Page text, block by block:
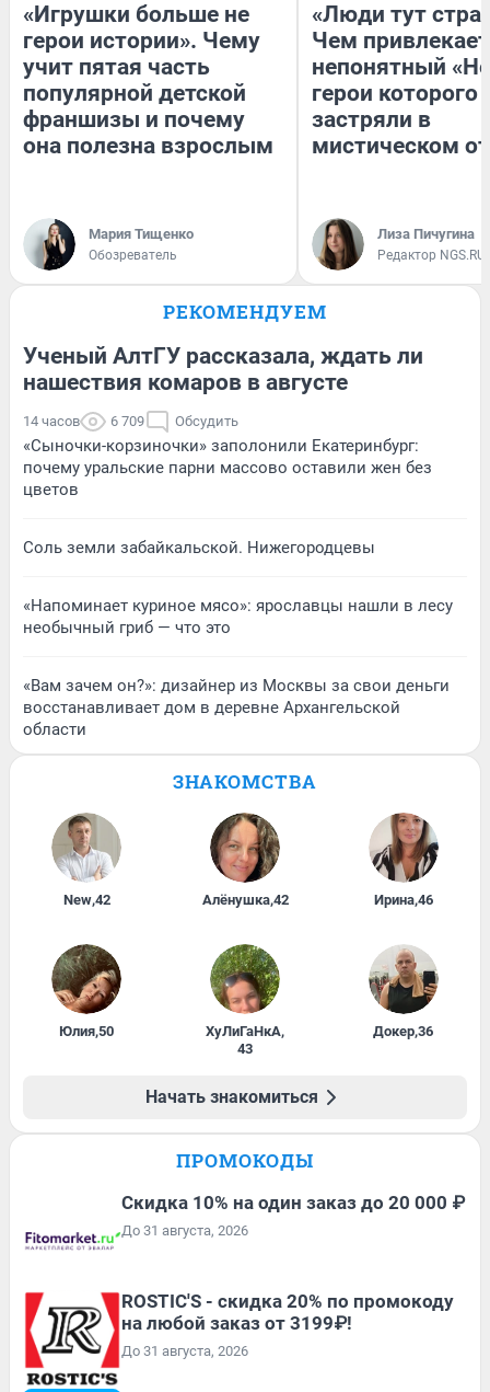
«Игрушки больше не
герои истории». Чему
учит пятая часть
популярной детской
франшизы и почему
она полезна взрослым
Мария Тищенко
Обозреватель
«Люди тут
Чем привлекает
непонятный
герои которого
застряли в
мистическом
Лиза Пичугина
Редактор NGS.RU
РЕКОМЕНДУЕМ
Ученый АлтГУ рассказала, ждать ли
нашествия комаров в августе
14 часов 6 709 Обсудить
«Сыночки-корзиночки» заполонили Екатеринбург:
почему уральские парни массово оставили жен без
цветов
Соль земли забайкальской. Нижегородцевы
«Напоминает куриное мясо»: ярославцы нашли в лесу
необычный гриб — что это
«Вам зачем он?»: дизайнер из Москвы за свои деньги
восстанавливает дом в деревне Архангельской
области
ЗНАКОМСТВА
New,42 Алёнушка,42 Ирина,46
Юлия,50 ХуЛиГаНкА,
43
Докер,36
Начать знакомиться
ПРОМОКОДЫ
Скидка 10% на один заказ до 20 000 ₽
До 31 августа, 2026
ROSTIC'S - скидка 20% по промокоду
на любой заказ от 3199₽!
До 31 августа, 2026